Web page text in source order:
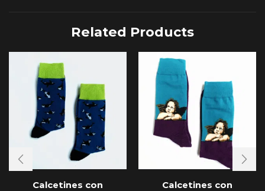
Related Products
Calcetines con
Calcetines con